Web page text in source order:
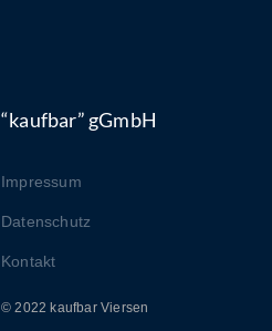
“kaufbar” gGmbH
Impressum
Datenschutz
Kontakt
© 2022 kaufbar Viersen